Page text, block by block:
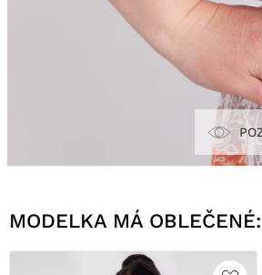
MODELKA MÁ OBLEČENÉ: